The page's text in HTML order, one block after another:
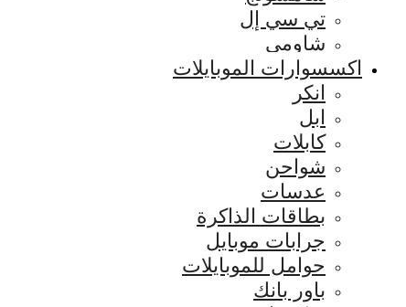
تي سي إل
شاومي
اكسسوارات الموبايلات
انكر
ابل
كابلات
شواحن
عدسات
بطاقات الذاكرة
جرابات موبايل
حوامل للموبايلات
باور بانك